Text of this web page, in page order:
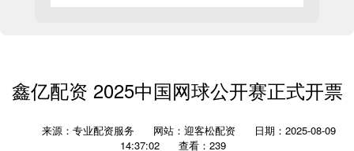
鑫亿配资 2025中国网球公开赛正式开票
来源：专业配资服务 网站：迎客松配资
日期：2025-08-09
14:37:02
查看：239